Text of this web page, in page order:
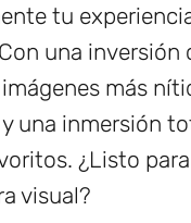
tu
una inversión
más
una inmersión
¿Listo
visual?